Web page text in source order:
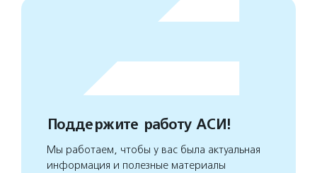
Поддержите работу АСИ!
Мы работаем, чтобы у вас была актуальная
информация и полезные материалы